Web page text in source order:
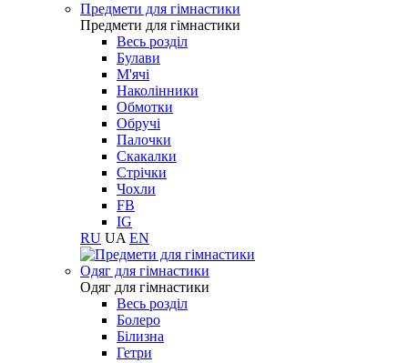
Предмети для гімнастики
Предмети для гімнастики
Весь розділ
Булави
М'ячі
Наколінники
Обмотки
Обручі
Палочки
Скакалки
Стрічки
Чохли
FB
IG
RU UA EN
Одяг для гімнастики
Одяг для гімнастики
Весь розділ
Болеро
Білизна
Гетри